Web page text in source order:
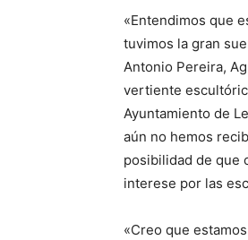
«Entendimos que
tuvimos la gran
Antonio Pereira,
vertiente
Ayuntamiento de
aún no hemos
posibilidad de que
interese por las
«Creo que